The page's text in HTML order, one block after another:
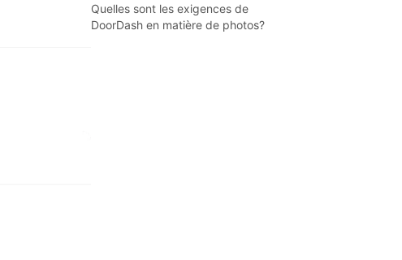
Quelles sont les exigences de
DoorDash en matière de photos?